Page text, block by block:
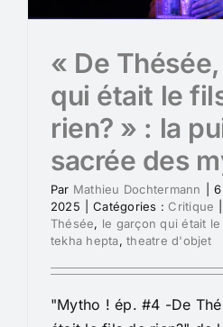
« De
qui était le
rien? » : la
sacrée des
Par Mathieu Dochtermann
2025
Catégories : Critique
Thésée, le garçon qui était
tekha hepta,theatre d'objet
"Mytho ! ép. #4 -De